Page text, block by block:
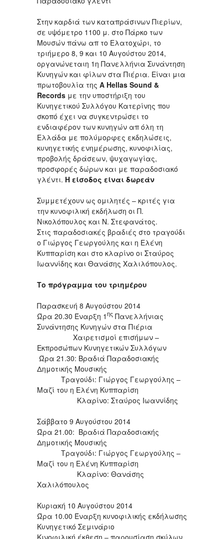
Στην καρδιά των καταπράσινων Πιερίων,
σε υψόμετρο 1100 μ. στο Πάρκο των
Μουσών πάνω απ το Ελατοχώρι, το
τριήμερο 8, 9 και 10 Αυγούστου 2014,
οργανώνεταιη 1η Πανελλήνια Συνάντηση
Κυνηγών και φίλων στα Πιέρια. Είναι μια
πρωτοβουλία της A Hellas Sound &
Records με την υποστήριξη του
Κυνηγετικού Συλλόγου Κατερίνης που
σκοπό έχει να συγκεντρώσει το
ενδιαφέρον των κυνηγών απ όλη τη
Ελλάδα με πολύμορφες εκδηλώσεις,
κυνηγετικής ενημέρωσης, κυνοφιλίας,
προβολής δράσεων, ψυχαγωγίας,
προσφορές δώρων και με παραδοσιακό
γλέντι. Η είσοδος είναι δωρεάν
Συμμετέχουν ως ομιλητές – κριτές για
την κυνοφιλική εκδήλωση οι Π.
Νικολόπουλος και Ν. Στεφανάτος.
Στις παραδοσιακές βραδιές στο τραγούδι
ο Γιώργος Γεωργούλης και η Ελένη
Κυππαρίση και στο κλαρίνο οι Σταύρος
Ιωαννίδης και Θανάσης Χαλιλόπουλος.
Το πρόγραμμα του τριημέρου
Παρασκευή 8 Αυγούστου 2014
Ώρα 20.30 Έναρξη 1ης Πανελλήνιας
Συνάντησης Κυνηγών στα Πιέρια
Χαιρετισμοί επισήμων –
Εκπροσώπων Κυνηγετικών Συλλόγων
Ώρα 21.30: Βραδιά Παραδοσιακής
Δημοτικής Μουσικής
Τραγούδι: Γιώργος Γεωργούλης –
Μαζί του η Ελένη Κυππαρίση
Κλαρίνο: Σταύρος Ιωαννίδης
Σάββατο 9 Αυγούστου 2014
Ώρα 21.00: Βραδιά Παραδοσιακής
Δημοτικής Μουσικής
Τραγούδι: Γιώργος Γεωργούλης –
Μαζί του η Ελένη Κυππαρίση
Κλαρίνο: Θανάσης
Χαλιλόπουλος
Κυριακή 10 Αυγούστου 2014
Ώρα 10.00 Έναρξη κυνοφιλικής εκδήλωσης
Κυνηγετικό Σεμινάριο